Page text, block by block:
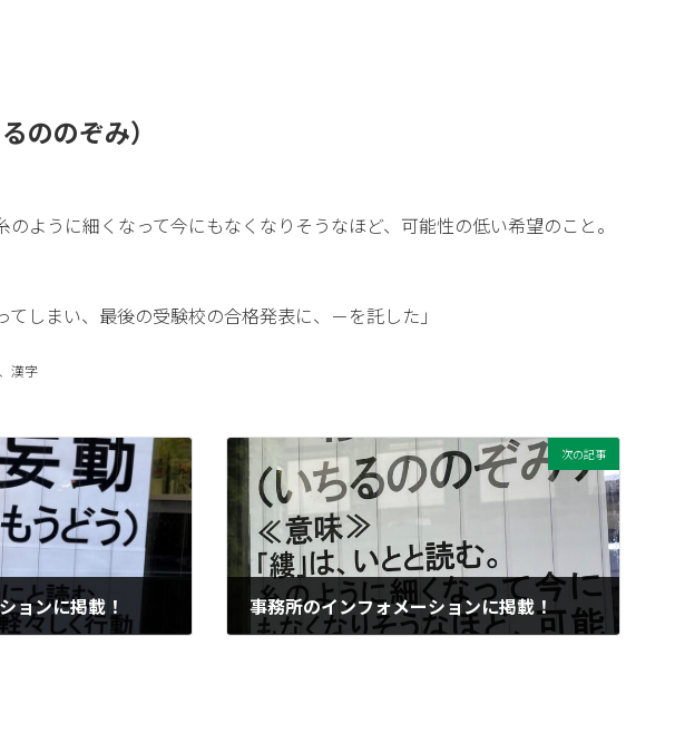
ののぞみ）
のように細くなって今にもなくなりそうなほど、可能性の低い希望のこと。
てしまい、最後の受験校の合格発表に、－を託した」
、 漢字
ョンに掲載！
次の記事
事務所のインフォメーションに掲載！